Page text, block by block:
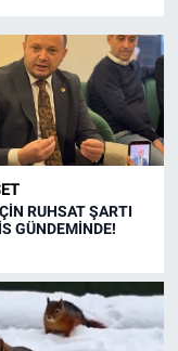
RUHSAT ŞARTI
GÜNDEMİNDE!